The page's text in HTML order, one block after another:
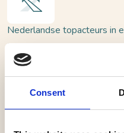
Consent
Nederlandse topacteurs in
toneelstukken ooit
‘Nora’ of ‘Een
toneelstukken ooit
actueel. Niet voor niets
Werelderfgoedlijst voor